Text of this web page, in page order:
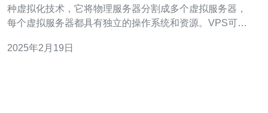
种虚拟化技术，它将物理服务器分割成多个虚拟服务器，
每个虚拟服务器都具有独立的操作系统和资源。VPS可以
发和数据存储等。 新加坡是东南亚地区的重要科技中心，
2025年2月19日